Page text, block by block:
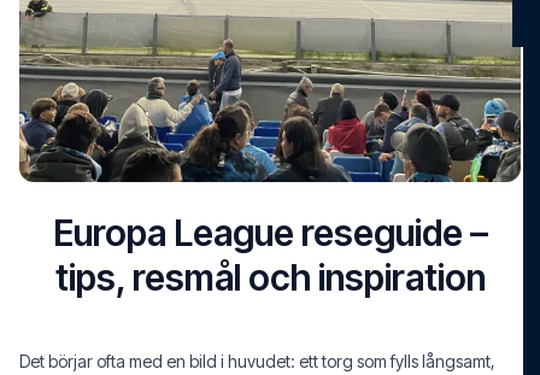
Europa League reseguide –
tips, resmål och inspiration
Det börjar ofta med en bild i huvudet: ett torg som fylls långsamt,